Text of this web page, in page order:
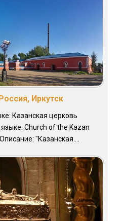
Иркутск
Казанская церковь
Church of the Kazan
"Казанская ...